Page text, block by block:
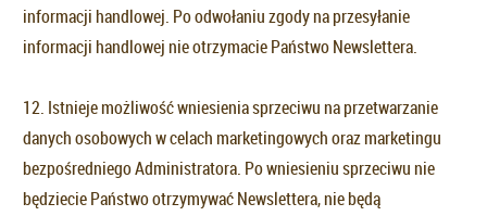
informacji handlowej. Po odwołaniu zgody na przesyłanie
informacji handlowej nie otrzymacie Państwo Newslettera.
12. Istnieje możliwość wniesienia sprzeciwu na przetwarzanie
danych osobowych w celach marketingowych oraz marketingu
bezpośredniego Administratora. Po wniesieniu sprzeciwu nie
będziecie Państwo otrzymywać Newslettera, nie będą